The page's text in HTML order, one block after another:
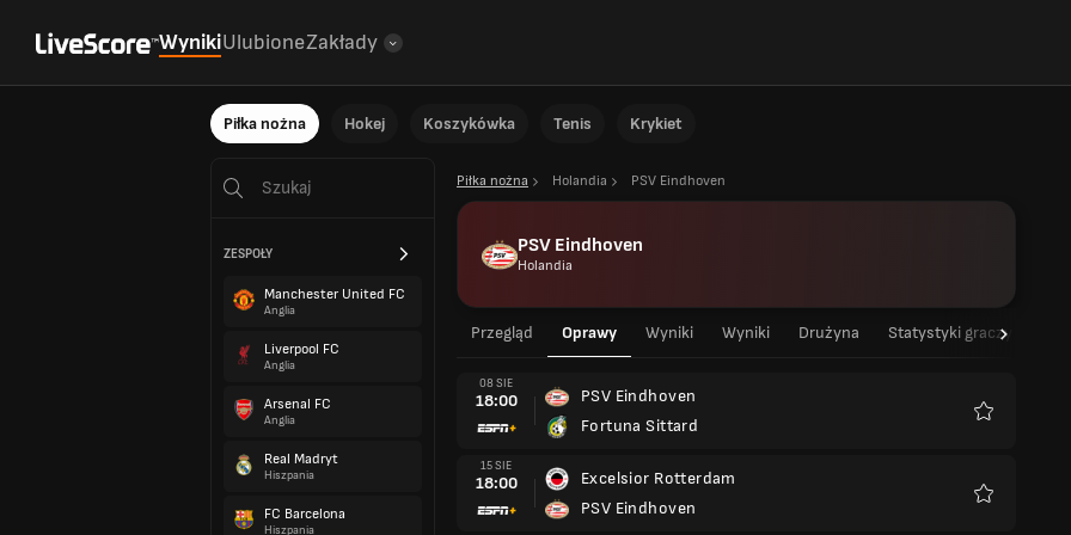
WynikiUlubioneZakłady
Piłka nożna Hokej Koszykówka Tenis Krykiet
ZESPOŁY
Manchester United FC
Anglia
Liverpool FC
Anglia
Arsenal FC
Anglia
Real Madryt
Hiszpania
FC Barcelona
Hiszpania
Piłka nożna Holandia PSV Eindhoven
PSV Eindhoven
Holandia
Przegląd Oprawy Wyniki Wyniki Drużyna Statystyki graczy
08 SIE
18:00
PSV Eindhoven
Fortuna Sittard
15 SIE
18:00
Excelsior Rotterdam
PSV Eindhoven